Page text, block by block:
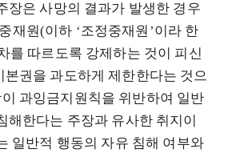
장은 사망의 결과가 발생한 경우
재원(이하 ‘조정중재원’이라 한
를 따르도록 강제하는 것이 피신
본권을 과도하게 제한한다는 것으
과잉금지원칙을 위반하여 일반
해한다는 주장과 유사한 취지이
일반적 행동의 자유 침해 여부와